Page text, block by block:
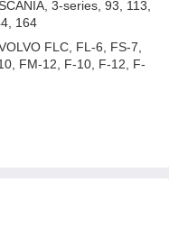
SCANIA, 3-series, 93, 113,
164
VOLVO FLC, FL-6, FS-7,
FM-12, F-10, F-12, F-